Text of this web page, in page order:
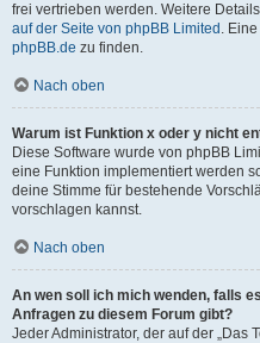
frei vertrieben werden. Weitere
auf der Seite von phpBB Limited .
phpBB.de zu finden.
Nach oben
Warum ist Funktion x oder y nicht
Diese Software wurde von phpBB
eine Funktion implementiert werden
deine Stimme für bestehende
vorschlagen kannst.
Nach oben
An wen soll ich mich wenden, falls
Anfragen zu diesem Forum gibt?
Jeder Administrator, der auf der „Das